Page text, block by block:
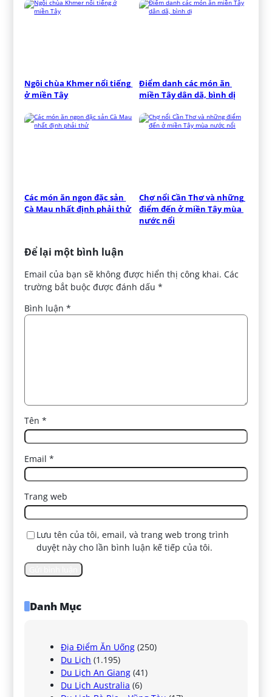
Ngôi chùa Khmer nổi tiếng
ở miền Tây
Điểm danh các món ăn
miền Tây dân dã, bình dị
Các món ăn ngon đặc sản
Cà Mau nhất định phải thử
Chợ nổi Cần Thơ và những
điểm đến ở miền Tây mùa
nước nổi
Để lại một bình luận
Email của bạn sẽ không được hiển thị công khai. Các
trường bắt buộc được đánh dấu*
Bình luận*
Tên*
Email*
Trang web
Lưu tên của tôi, email, và trang web trong trình
duyệt này cho lần bình luận kế tiếp của tôi.
Danh Mục
Địa Điểm Ăn Uống (250)
Du Lịch (1.195)
Du Lịch An Giang (41)
Du Lịch Australia (6)